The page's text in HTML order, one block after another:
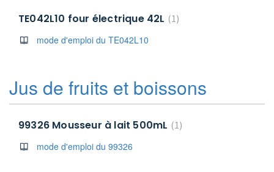
TE042L10 four électrique 42L
1
mode d'emploi du TE042L10
Jus de fruits et boissons
99326 Mousseur à lait 500mL
1
mode d'emploi du 99326